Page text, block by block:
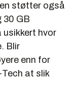
støtter også
30 GB
usikkert hvor
Blir
enn for
at slik